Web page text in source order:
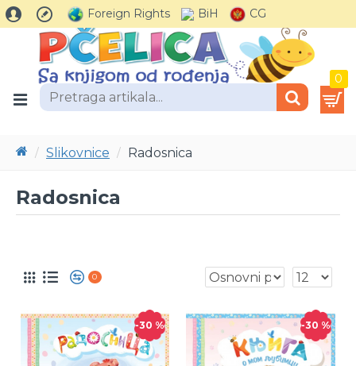
Foreign Rights BiH CG
0
Slikovnice Radosnica
Radosnica
0
-30 % -30 %